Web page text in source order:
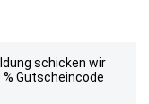
schicken wir
Gutscheincode